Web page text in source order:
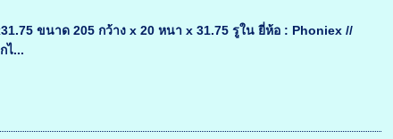
ขนาด 205 กว้าง x 20 หนา x 31.75 รูใน ยี่ห้อ : Phoniex //
ไ...